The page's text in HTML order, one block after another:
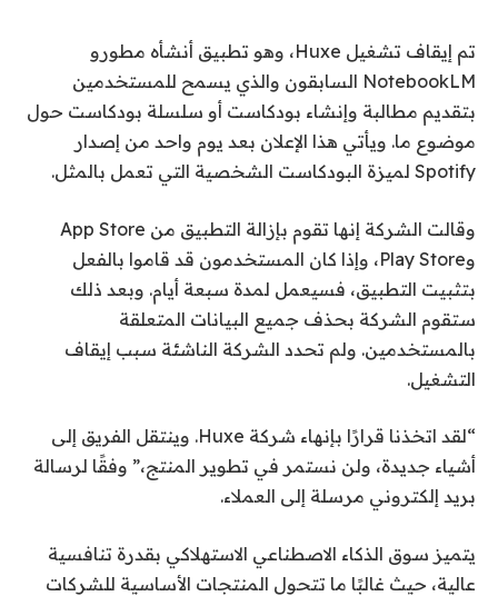
تم إيقاف تشغيل Huxe، وهو تطبيق أنشأه مطورو
NotebookLM السابقون والذي يسمح للمستخدمين
بتقديم مطالبة وإنشاء بودكاست أو سلسلة بودكاست حول
موضوع ما. ويأتي هذا الإعلان بعد يوم واحد من إصدار
Spotify لميزة البودكاست الشخصية التي تعمل بالمثل.
وقالت الشركة إنها تقوم بإزالة التطبيق من App Store
وPlay Store، وإذا كان المستخدمون قد قاموا بالفعل
بتثبيت التطبيق، فسيعمل لمدة سبعة أيام. وبعد ذلك
ستقوم الشركة بحذف جميع البيانات المتعلقة
بالمستخدمين. ولم تحدد الشركة الناشئة سبب إيقاف
التشغيل.
“لقد اتخذنا قرارًا بإنهاء شركة Huxe. وينتقل الفريق إلى
أشياء جديدة، ولن نستمر في تطوير المنتج،” وفقًا لرسالة
بريد إلكتروني مرسلة إلى العملاء.
يتميز سوق الذكاء الاصطناعي الاستهلاكي بقدرة تنافسية
عالية، حيث غالبًا ما تتحول المنتجات الأساسية للشركات